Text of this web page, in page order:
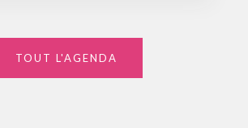
TOUT L'AGENDA